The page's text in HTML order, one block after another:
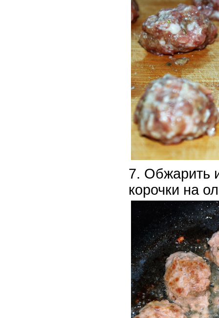
Обжарить
корочки на